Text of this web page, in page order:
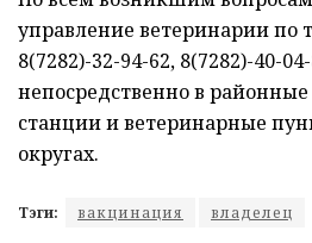
управление ветеринарии по
8(7282)-32-94-62, 8(7282)-40-
непосредственно в
станции и ветеринарные
округах.
Тэги: вакцинация владелец